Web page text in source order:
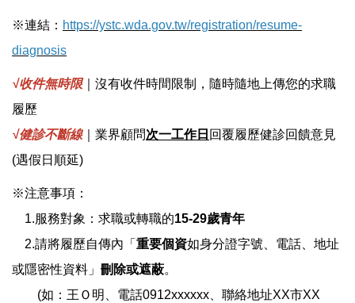
2026就博會參展廠商
就博會歷年精彩回顧
企業徵才說明會
國家考試專區
履歷健診
※連結： https://ystc.wda.gov.tw/registration/resume-
diagnosis
√收件無時限｜沒有收件時間限制，隨時隨地上傳您的求職
履歷
√健診不斷線｜業界顧問次一工作日 回覆履歷健診回饋意見
(遇假日順延)
※注意事項：
1.服務對象：求職或轉職的15-29歲青年
2.請將履歷自傳內「 重要個資如身分證字號、電話、地址
或隱密性資料」 刪除或遮蔽。
(如：王Ｏ明、電話0912xxxxxx、聯絡地址XX市XX